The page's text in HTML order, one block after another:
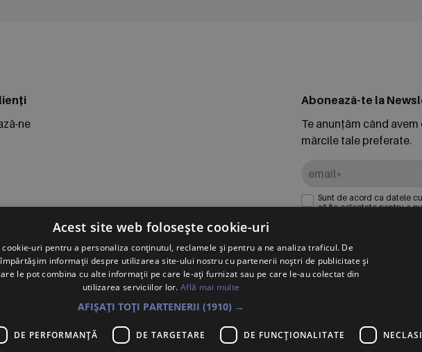
ne
Abonează-te la
Te anunțăm când
mărcile tale preferate.
Sunt de acord ca datele
să fie colectate pentru a
PORSCHE INTER AUTO
Voluntari, Bdul. Pipera Nr. 2,
Acest site web folosește cookie-uri
cookie-uri pentru a personaliza conținutul, reclamele și pentru a ne analiza traficul. De
informații despre utilizarea site-ului nostru cu partenerii noștri de publicitate și
le pot combina cu alte informații pe care le-ați furnizat sau pe care le-au colectat din
utilizarea serviciilor lor.Află mai multe
AFIȘAȚI TOȚI PARTENERII (1910) →
DE PERFORMANȚĂ DE TARGETARE DE FUNCŢIONALITATE